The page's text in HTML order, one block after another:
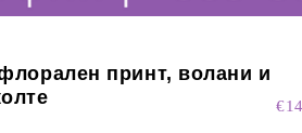
принт, волани и